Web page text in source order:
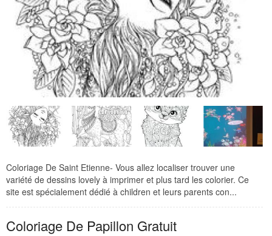
Coloriage De Saint Etienne- Vous allez localiser trouver une
variété de dessins lovely à imprimer et plus tard les colorier. Ce
site est spécialement dédié à children et leurs parents con...
Coloriage De Papillon Gratuit